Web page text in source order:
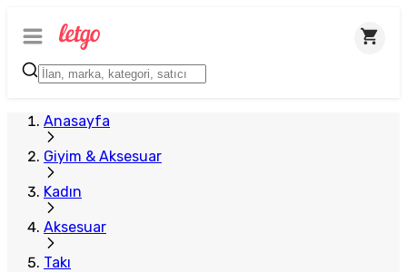
Anasayfa
Giyim & Aksesuar
Kadın
Aksesuar
Takı